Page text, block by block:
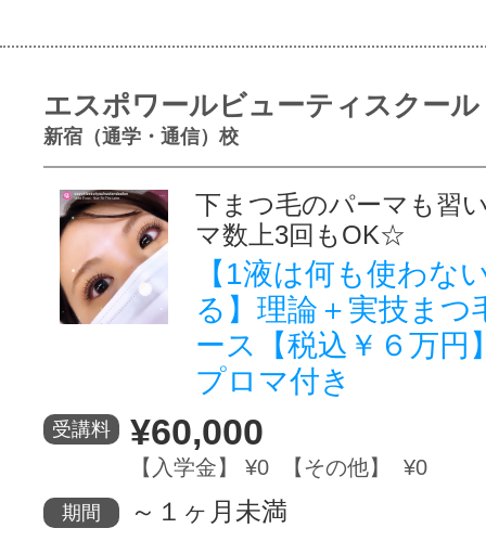
エスポワールビューティスクール
新宿（通学・通信）校
下まつ毛のパーマも習
マ数上3回もOK☆
【1液は何も使わな
る】理論＋実技まつ
ース【税込￥６万円
プロマ付き
受講料 ¥60,000
【入学金】 ¥0 【その他】 ¥0
期間 ～１ヶ月未満